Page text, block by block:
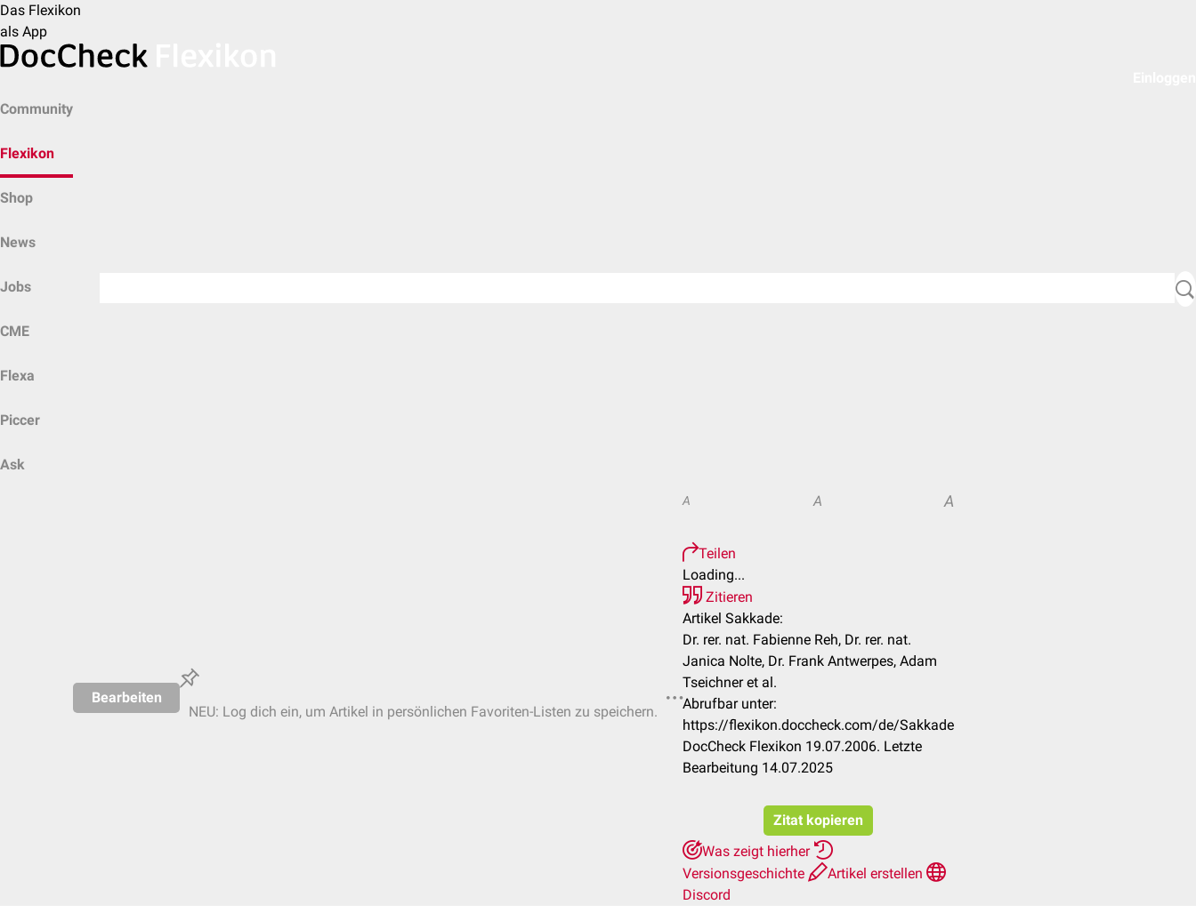
Das Flexikon
als App
Community
Flexikon
Shop
News
Jobs
CME
Flexa
Piccer
Ask
Bearbeiten
NEU: Log dich ein, um Artikel in persönlichen Favoriten-Listen zu speichern.
A A A
Teilen
Loading...
Zitieren
Artikel Sakkade:
Dr. rer. nat. Fabienne Reh, Dr. rer. nat.
Janica Nolte, Dr. Frank Antwerpes, Adam
Tseichner et al.
Abrufbar unter:
https://flexikon.doccheck.com/de/Sakkade
DocCheck Flexikon 19.07.2006. Letzte
Bearbeitung 14.07.2025
Zitat kopieren
Was zeigt hierher
Versionsgeschichte
Artikel erstellen
Discord